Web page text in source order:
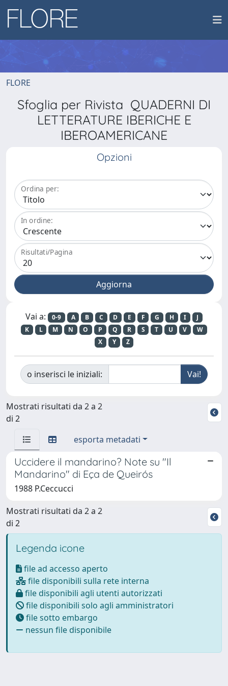
FLORE
Sfoglia per Rivista QUADERNI DI
LETTERATURE IBERICHE E
IBEROAMERICANE
Opzioni
Ordina per:
In ordine:
Risultati/Pagina
Vai a: 0-9 A B C D E F G H I
J
K
L M N O P Q R S T U V
W
X
Y Z
o inserisci le iniziali:
Mostrati risultati da 2 a 2
di 2
esporta metadati
Uccidere il mandarino? Note su "Il
Mandarino" di Eça de Queirós
1988 P.Ceccucci
Mostrati risultati da 2 a 2
di 2
Legenda icone
file ad accesso aperto
file disponibili sulla rete interna
file disponibili agli utenti autorizzati
file disponibili solo agli amministratori
file sotto embargo
nessun file disponibile